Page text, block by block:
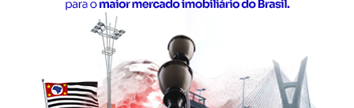
serviços e facilidades do centro da cidade.
Agende sua visita e conheça de perto este
imóvel exclusivo.